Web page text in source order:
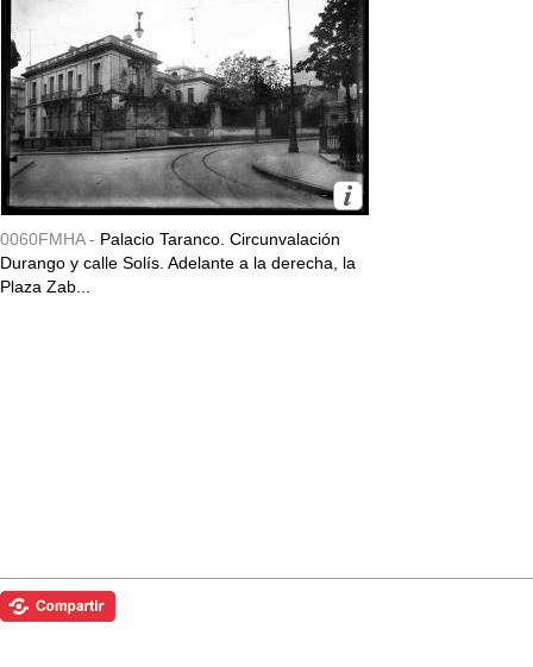
0060FMHA - Palacio Taranco. Circunvalación
Durango y calle Solís. Adelante a la derecha, la
Plaza Zab...